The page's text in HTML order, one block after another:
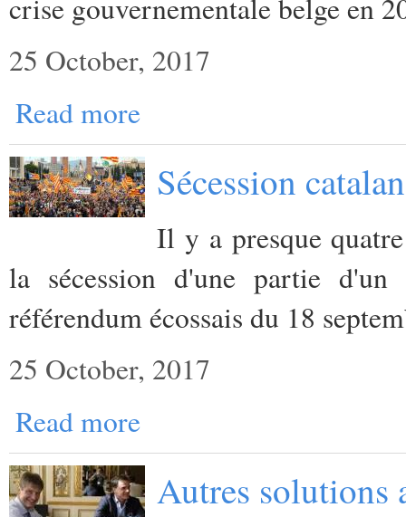
crise gouvernementale belge en
25 October, 2017
Read more
Sécession
Il y a presque
la sécession d'une partie
référendum écossais du 18
25 October, 2017
Read more
Autres solutions